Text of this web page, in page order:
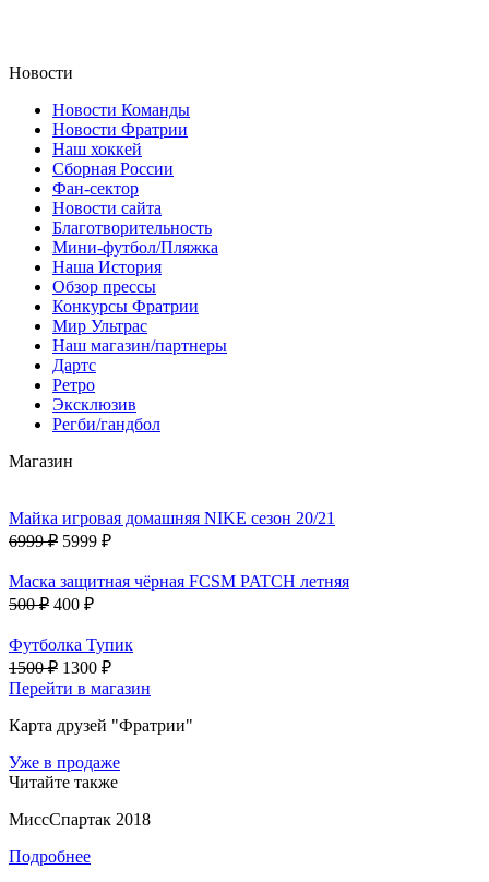
Новости
Новости Команды
Новости Фратрии
Наш хоккей
Сборная России
Фан-cектор
Новости сайта
Благотворительность
Мини-футбол/Пляжка
Наша История
Обзор прессы
Конкурсы Фратрии
Мир Ультрас
Наш магазин/партнеры
Дартс
Ретро
Эксклюзив
Регби/гандбол
Магазин
Майка игровая домашняя NIKE сезон 20/21
6999 ₽ 5999 ₽
Маска защитная чёрная FCSM PATCH летняя
500 ₽ 400 ₽
Футболка Тупик
1500 ₽ 1300 ₽
Перейти в магазин
Карта друзей "Фратрии"
Уже в продаже
Читайте также
МиссСпартак 2018
Подробнее